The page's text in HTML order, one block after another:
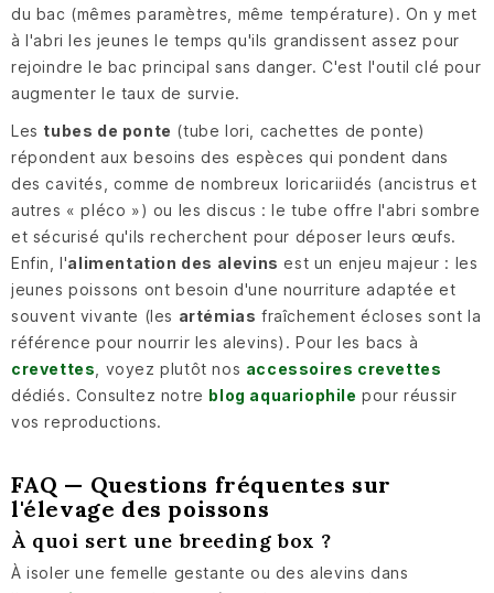
du bac (mêmes paramètres, même température). On y met
à l'abri les jeunes le temps qu'ils grandissent assez pour
rejoindre le bac principal sans danger. C'est l'outil clé pour
augmenter le taux de survie.
Les tubes de ponte (tube lori, cachettes de ponte)
répondent aux besoins des espèces qui pondent dans
des cavités, comme de nombreux loricariidés (ancistrus et
autres « pléco ») ou les discus : le tube offre l'abri sombre
et sécurisé qu'ils recherchent pour déposer leurs œufs.
Enfin, l'alimentation des alevins est un enjeu majeur : les
jeunes poissons ont besoin d'une nourriture adaptée et
souvent vivante (les artémias fraîchement écloses sont la
référence pour nourrir les alevins). Pour les bacs à
crevettes , voyez plutôt nos accessoires crevettes
dédiés. Consultez notre blog aquariophile pour réussir
vos reproductions.
FAQ — Questions fréquentes sur
l'élevage des poissons
À quoi sert une breeding box ?
À isoler une femelle gestante ou des alevins dans